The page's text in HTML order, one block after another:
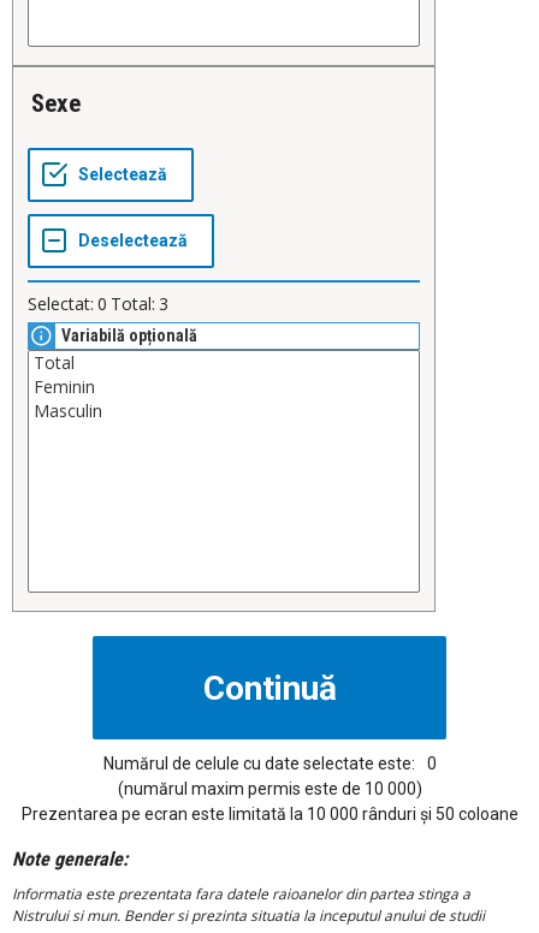
Sexe
Selectat: 0 Total: 3
Variabilă opțională
Numărul de celule cu date selectate este:
0
(numărul maxim permis este de 10 000)
Prezentarea pe ecran este limitată la 10 000 rânduri și 50 coloane
Note generale:
Informatia este prezentata fara datele raioanelor din partea stinga a
Nistrului si mun. Bender si prezinta situatia la inceputul anului de studii